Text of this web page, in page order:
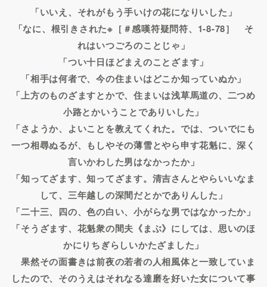
「いいえ、それがもう手いけの花になりいした」
「なに、根引きされた※［＃感嘆符疑問符、1-8-78］ そ
れはいつごろのことじゃ」
「つい十日ほどまえのことざます」
「相手は何者で、今の住まいはどこか知っていぬか」
「上方のものざますとかで、住まいは浅草馬道の、二つめ
小路とかいうことでありいした」
「さようか、よいことを教えてくれた。では、ついでにも
一つ相尋ぬるが、もしやその薄雪とやら申す花魁に、深く
言いかわした男はなかったか」
「知ってざます、知ってざます。清吉さんとやらいいなま
して、三年越しの深間だとかでありんした」
「二十三、四の、色の白い、小がらな男ではなかったか」
「そうざます、花魁衆の間夫《まぶ》にしては、思いのほ
かにりちぎらしいかたざました」
果然その面書きは前夜の若者の人相風体と一致していま
したので、そのうえはそれなる達磨を好いた女について事